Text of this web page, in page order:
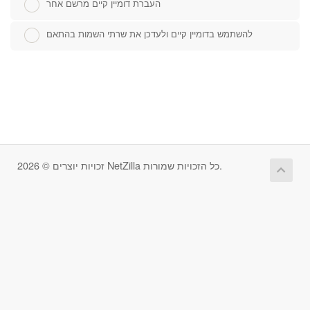
העברת דומיין קיים מרשם אחר
להשתמש בדומיין קיים ולעדכן את שרתי השמות בהתאם
זכויות יוצרים © 2026 NetZilla כל הזכויות שמורות.